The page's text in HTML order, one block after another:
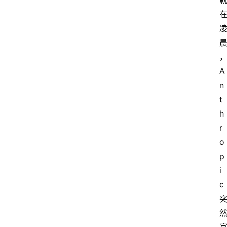
在
凌
晨
，
A
n
t
h
r
o
p
i
c
突
然